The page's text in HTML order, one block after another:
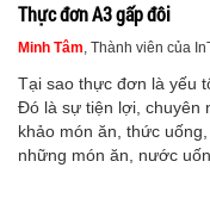
Thực đơn A3 gấp đôi
Minh Tâm, Thành viên của
Tại sao thực đơn là yếu
Đó là sự tiện lợi, chuyên
khảo món ăn, thức
những món ăn, nước